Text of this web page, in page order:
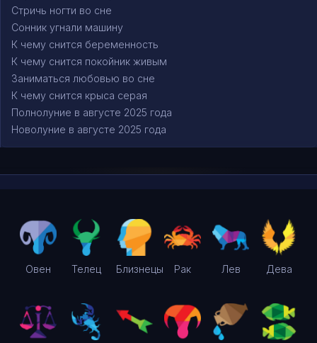
Стричь ногти во сне
Сонник угнали машину
К чему снится беременность
К чему снится покойник живым
Заниматься любовью во сне
К чему снится крыса серая
Полнолуние в августе 2025 года
Новолуние в августе 2025 года
Овен Телец Близнецы Рак Лев Дева